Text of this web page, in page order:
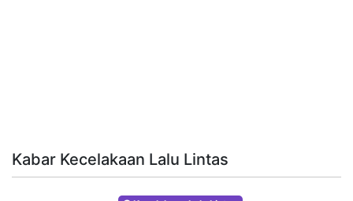
Kabar Kecelakaan Lalu Lintas